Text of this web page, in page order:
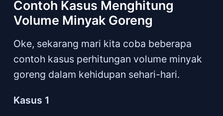
Contoh Kasus Menghitung
Volume Minyak Goreng
Oke, sekarang mari kita coba beberapa
contoh kasus perhitungan volume minyak
goreng dalam kehidupan sehari-hari.
Kasus 1